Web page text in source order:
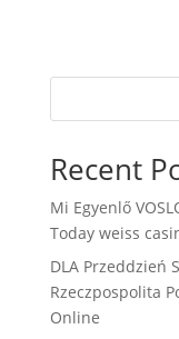
Recent
Mi Egyenlő
Today weiss
DLA Przeddzień
Rzeczpospolita
Online